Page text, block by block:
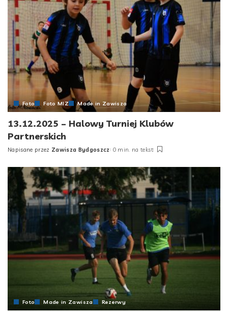
Foto Foto MIZ Made in Zawisza
13.12.2025 – Halowy Turniej Klubów
Partnerskich
Posted
Napisane przez Zawisza Bydgoszcz 0 min. na tekst
Foto Made in Zawisza Rezerwy